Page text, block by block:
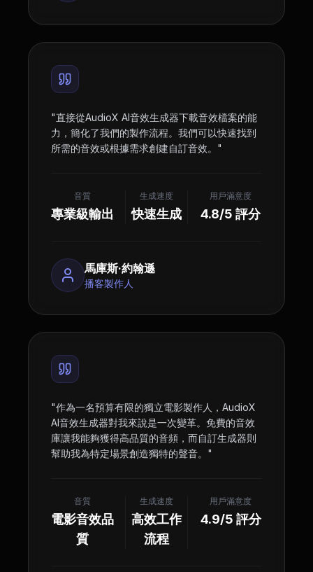
"直接從AudioX AI音效生成器下載音效檔案的能
力，簡化了我們的製作流程。我們可以快速找到
所需的音效或根據需求創建自訂音效。 "
音質
專業級輸出
生成速度
快速生成
用戶滿意度
4.8/5 評分
馬庫斯·約翰遜
播客製作人
"作為一名預算有限的獨立電影製作人，AudioX
AI音效生成器對我來說是一次變革。免費的音效
庫讓我能夠獲得高品質的音頻，而自訂生成器則
幫助我為特定場景創造獨特的聲音。 "
音質
電影音效品
質
生成速度
高效工作
流程
用戶滿意度
4.9/5 評分